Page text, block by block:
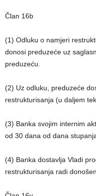
Član 16b
(1) Odluku o namjeri
donosi preduzeće uz
preduzeću.
(2) Uz odluku, preduzeće
restrukturisanja (u daljem
(3) Banka svojim internim
od 30 dana od dana
(4) Banka dostavlja Vladi
restrukturisanja radi